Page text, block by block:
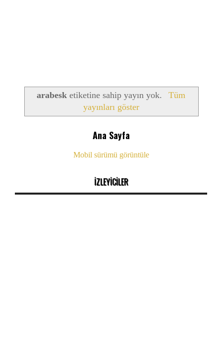
arabesk etiketine sahip yayın yok.
Tüm
yayınları göster
Ana Sayfa
Mobil sürümü görüntüle
İZLEYİCİLER